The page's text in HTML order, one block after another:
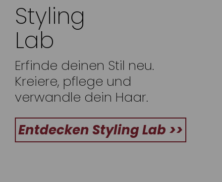
Styling
Lab
Erfinde deinen Stil neu.
Kreiere, pflege und
verwandle dein Haar.
Entdecken Styling Lab >>